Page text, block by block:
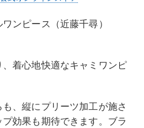
ンピース（近藤千尋）
着心地快適なキャミワンピ
、縦にプリーツ加工が施さ
効果も期待できます。ブラ